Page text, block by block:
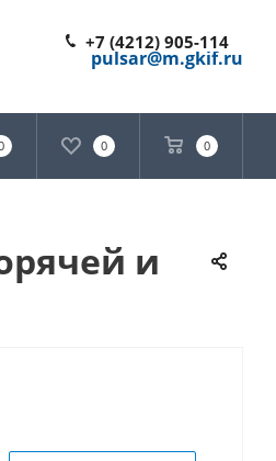
+7 (4212) 905-114
pulsar@m.gkif.ru
0 0
и